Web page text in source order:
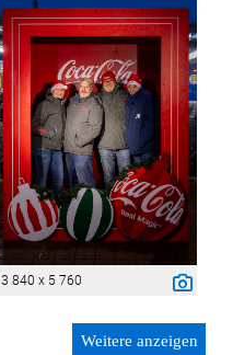
3 840 x 5 760
Weitere anzeigen